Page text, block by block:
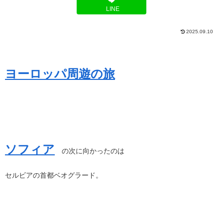
LINE
2025.09.10
ヨーロッパ周遊の旅
ソフィア の次に向かったのは
セルビアの首都ベオグラード。